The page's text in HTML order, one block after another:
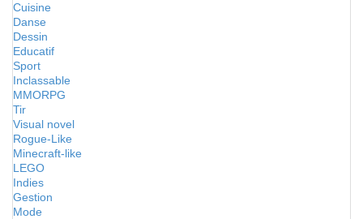
Cuisine
Danse
Dessin
Educatif
Sport
Inclassable
MMORPG
Tir
Visual novel
Rogue-Like
Minecraft-like
LEGO
Indies
Gestion
Mode